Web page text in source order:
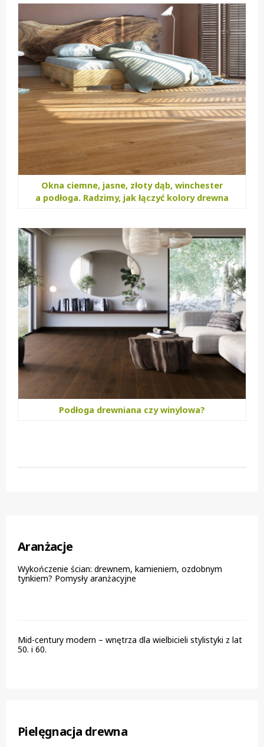
Okna ciemne, jasne, złoty dąb, winchester
a podłoga. Radzimy, jak łączyć kolory drewna
Podłoga drewniana czy winylowa?
Aranżacje
Wykończenie ścian: drewnem, kamieniem, ozdobnym
tynkiem? Pomysły aranżacyjne
Mid-century modern – wnętrza dla wielbicieli stylistyki z lat
50. i 60.
Pielęgnacja drewna